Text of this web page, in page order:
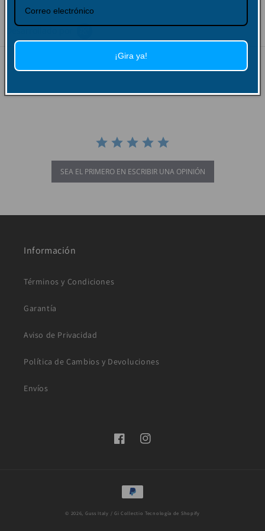
SEA EL PRIMERO EN ESCRIBIR UNA OPINIÓN
Información
Términos y Condiciones
Garantía
Aviso de Privacidad
Política de Cambios y Devoluciones
Envíos
FacebookInstagram
Formas
pago
© 2026, Guss Italy / Gi Collectio Tecnología de Shopify
¡Gira ya!